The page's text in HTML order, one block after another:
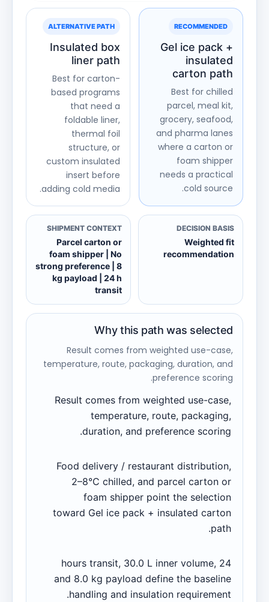
RECOMMENDED
Gel ice pack +
insulated
carton path
Best for chilled
parcel, meal kit,
grocery, seafood,
and pharma lanes
where a carton or
foam shipper
needs a practical
cold source.
ALTERNATIVE PATH
Insulated box
liner path
Best for carton-
based programs
that need a
foldable liner,
thermal foil
structure, or
custom insulated
insert before
adding cold media.
DECISION BASIS
Weighted fit
recommendation
SHIPMENT CONTEXT
Parcel carton or
foam shipper | No
strong preference | 8
kg payload | 24 h
transit
Why this path was selected
Result comes from weighted use-case,
temperature, route, packaging, duration, and
preference scoring.
Result comes from weighted use-case,
temperature, route, packaging,
duration, and preference scoring.
Food delivery / restaurant distribution,
2–8°C chilled, and parcel carton or
foam shipper point the selection
toward Gel ice pack + insulated carton
24 hours transit, 30.0 L inner volume,
and 8.0 kg payload define the baseline
handling and insulation requirement.